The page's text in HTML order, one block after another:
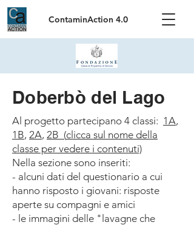
ContaminAction 4.0
Doberbò del Lago
Al progetto partecipano 4 classi: 1A,
1B, 2A, 2B (clicca sul nome della
classe per vedere i contenuti)
Nella sezione sono inseriti:
- alcuni dati del questionario a cui
hanno risposto i giovani: risposte
aperte su compagni e amici
- le immagini delle "lavagne che